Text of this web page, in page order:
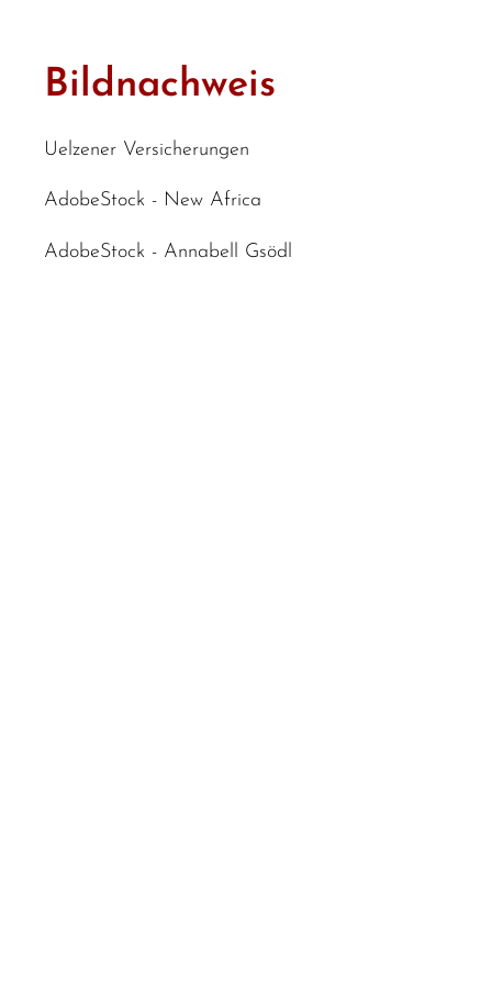
Bildnachweis
Uelzener Versicherungen
AdobeStock - New Africa
AdobeStock - Annabell Gsödl